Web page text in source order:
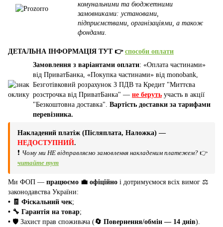
комунальними та бюджетними
замовниками: установами,
підприємствами, організаціями, а також
фондами
ДЕТАЛЬНА ІНФОРМАЦІЯ ТУТ 👉 способи оплати
Замовлення з варіантами оплати: «Оплата частинами»
від ПриватБанка, «Покупка частинами» від monobank,
Безготівковий розрахунок З ПДВ та Кредит "Миттєва
розстрочка від ПриватБанка" — не беруть участь в акції
"Безкоштовна доставка". Вартість доставки за тарифами
перевізника.
Накладений платіж (Післяплата, Наложка) —
НЕДОСТУПНИЙ.
❗ Чому ми НЕ відправляємо замовлення накладеним платежем? 👉
читайте тут
Ми ФОП — працюємо 💼 офіційно і дотримуємося всіх вимог ⚖️
законодавства України:
• 🧾 Фіскальний чек;
• 🔧 Гарантія на товар;
• 🛡️ Захист прав споживача (🔄 Повернення/обмін — 14 днів).